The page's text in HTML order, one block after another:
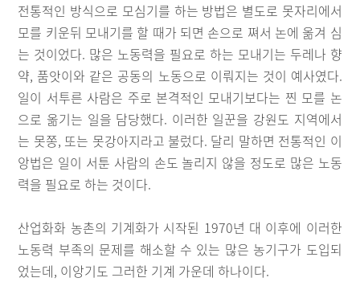
전통적인 방식으로 모심기를 하는 방법은 별도로 못자리에서
모를 키운뒤 모내기를 할 때가 되면 손으로 쪄서 논에 옮겨 심
는 것이었다. 많은 노동력을 필요로 하는 모내기는 두레나 향
약, 품앗이와 같은 공동의 노동으로 이뤄지는 것이 예사였다.
일이 서투른 사람은 주로 본격적인 모내기보다는 찐 모를 논
으로 옮기는 일을 담당했다. 이러한 일꾼을 강원도 지역에서
는 못쫑, 또는 못강아지라고 불렀다. 달리 말하면 전통적인 이
앙법은 일이 서툰 사람의 손도 놀리지 않을 정도로 많은 노동
력을 필요로 하는 것이다.
산업화화 농촌의 기계화가 시작된 1970년 대 이후에 이러한
노동력 부족의 문제를 해소할 수 있는 많은 농기구가 도입되
었는데, 이앙기도 그러한 기계 가운데 하나이다.